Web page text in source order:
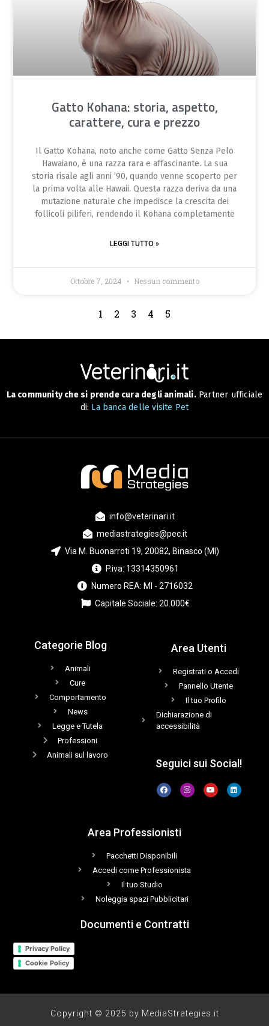
Gatto Kohana: storia, aspetto,
carattere, cura e prezzo
Il Gatto Kohana, noto anche come Gatto Senza Pelo
Hawaiano, è una razza rara e affascinante. La sua
storia risale agli anni ’90, quando venne scoperto per
la prima volta alle Hawaii. Questa razza deriva da una
mutazione naturale che impedisce la crescita dei
follicoli piliferi, rendendo il Kohana completamente
LEGGI TUTTO »
Ottobre 7, 2024 Nessun commento
1 2 3 4 5
La community che si prende cura degli animali.Partner ufficiale
di: La banca delle visite Pet
info@veterinari.it
mediastrategies@pec.it
Via M. Buonarroti 19, 20082, Binasco (MI)
P.iva: 13314350961
Numero REA: MI - 2716032
Capitale Sociale: 20.000€
Categorie Blog
Animali
Cure
Comportamento
News
Legge e Tutela
Professioni
Animali sul lavoro
Area Utenti
Registrati o Accedi
Pannello Utente
Il tuo Profilo
Dichiarazione di
accessibilità
Seguici sui Social!
Area Professionisti
Pacchetti Disponibili
Accedi come Professionista
Il tuo Studio
Noleggia spazi Pubblicitari
Documenti e Contratti
Privacy Policy
Cookie Policy
Copyright © 2025 by MediaStrategies.it